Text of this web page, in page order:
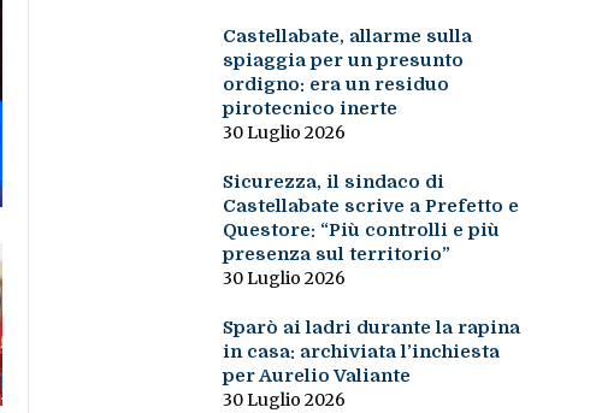
Castellabate, allarme sulla
spiaggia per un presunto
ordigno: era un residuo
pirotecnico inerte
30 Luglio 2026
Sicurezza, il sindaco di
Castellabate scrive a Prefetto e
Questore: “Più controlli e più
presenza sul territorio”
30 Luglio 2026
Sparò ai ladri durante la rapina
in casa: archiviata l’inchiesta
per Aurelio Valiante
30 Luglio 2026